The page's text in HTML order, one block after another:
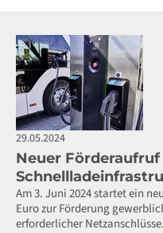
29.05.2024
Neuer
Am 3. Juni 2024 startet ein
Euro zur Förderung
erforderlicher Netzanschlüsse.